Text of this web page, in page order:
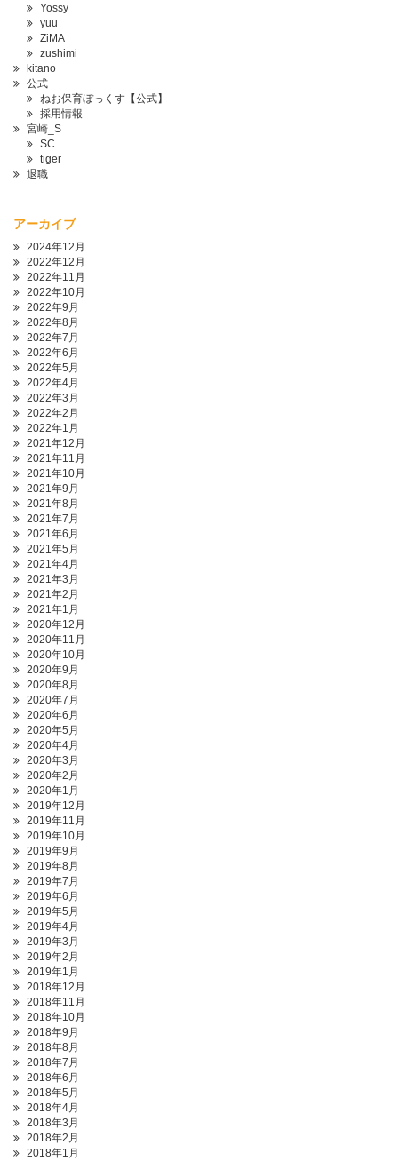
Yossy
yuu
ZiMA
zushimi
kitano
公式
ねお保育ぼっくす【公式】
採用情報
宮崎_S
SC
tiger
退職
アーカイブ
2024年12月
2022年12月
2022年11月
2022年10月
2022年9月
2022年8月
2022年7月
2022年6月
2022年5月
2022年4月
2022年3月
2022年2月
2022年1月
2021年12月
2021年11月
2021年10月
2021年9月
2021年8月
2021年7月
2021年6月
2021年5月
2021年4月
2021年3月
2021年2月
2021年1月
2020年12月
2020年11月
2020年10月
2020年9月
2020年8月
2020年7月
2020年6月
2020年5月
2020年4月
2020年3月
2020年2月
2020年1月
2019年12月
2019年11月
2019年10月
2019年9月
2019年8月
2019年7月
2019年6月
2019年5月
2019年4月
2019年3月
2019年2月
2019年1月
2018年12月
2018年11月
2018年10月
2018年9月
2018年8月
2018年7月
2018年6月
2018年5月
2018年4月
2018年3月
2018年2月
2018年1月